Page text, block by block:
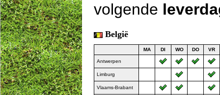
volgende
België
MA DI WO DO VR
Antwerpen
Limburg
Vlaams-Brabant